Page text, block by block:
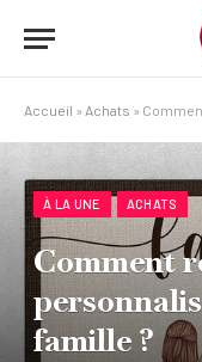
Accueil » Achats » Comment
À LA UNE ACHATS
Comment
famille ?